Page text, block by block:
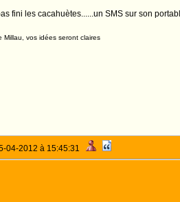
fini les cacahuètes......un SMS sur son
Millau, vos idées seront claires
04-2012 à 15:45:31